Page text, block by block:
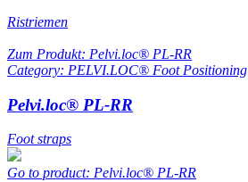
Ristriemen
Zum Produkt: Pelvi.loc® PL-RR
Category: PELVI.LOC® Foot Positioning
Pelvi.loc® PL-RR
Foot straps
Go to product: Pelvi.loc® PL-RR